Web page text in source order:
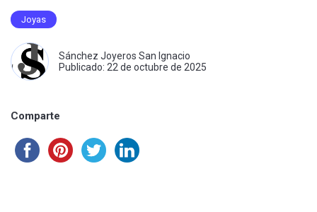
Joyas
Sánchez Joyeros San Ignacio
Publicado: 22 de octubre de 2025
Comparte